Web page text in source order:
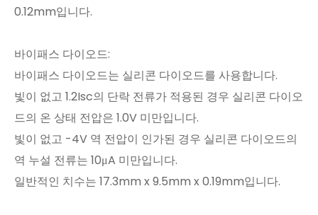
0.12mm입니다.
바이패스 다이오드:
바이패스 다이오드는 실리콘 다이오드를 사용합니다.
빛이 없고 1.2Isc의 단락 전류가 적용된 경우 실리콘 다이오
드의 온 상태 전압은 1.0V 미만입니다.
빛이 없고 -4V 역 전압이 인가된 경우 실리콘 다이오드의
역 누설 전류는 10μA 미만입니다.
일반적인 치수는 17.3mm x 9.5mm x 0.19mm입니다.